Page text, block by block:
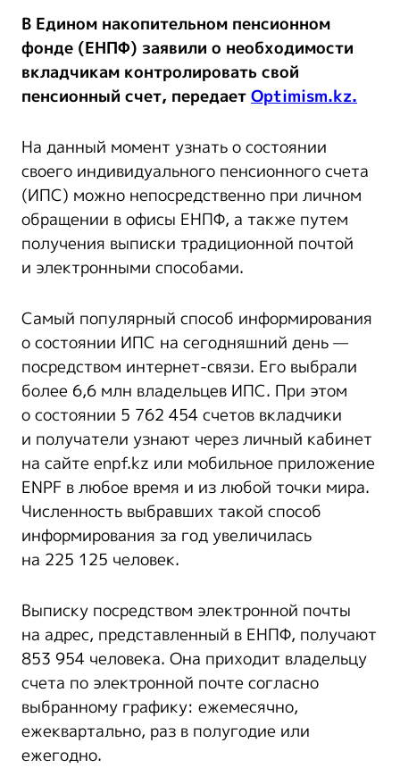
В Едином накопительном пенсионном
фонде (ЕНПФ) заявили о необходимости
вкладчикам контролировать свой
пенсионный счет, передаетOptimism.kz.
На данный момент узнать о состоянии
своего индивидуального пенсионного счета
(ИПС) можно непосредственно при личном
обращении в офисы ЕНПФ, а также путем
получения выписки традиционной почтой
и электронными способами.
Самый популярный способ информирования
о состоянии ИПС на сегодняшний день —
посредством интернет-связи. Его выбрали
более 6,6 млн владельцев ИПС. При этом
о состоянии 5 762 454 счетов вкладчики
и получатели узнают через личный кабинет
на сайте enpf.kz или мобильное приложение
ENPF в любое время и из любой точки мира.
Численность выбравших такой способ
информирования за год увеличилась
на 225 125 человек.
Выписку посредством электронной почты
на адрес, представленный в ЕНПФ, получают
853 954 человека. Она приходит владельцу
счета по электронной почте согласно
выбранному графику: ежемесячно,
ежеквартально, раз в полугодие или
ежегодно.